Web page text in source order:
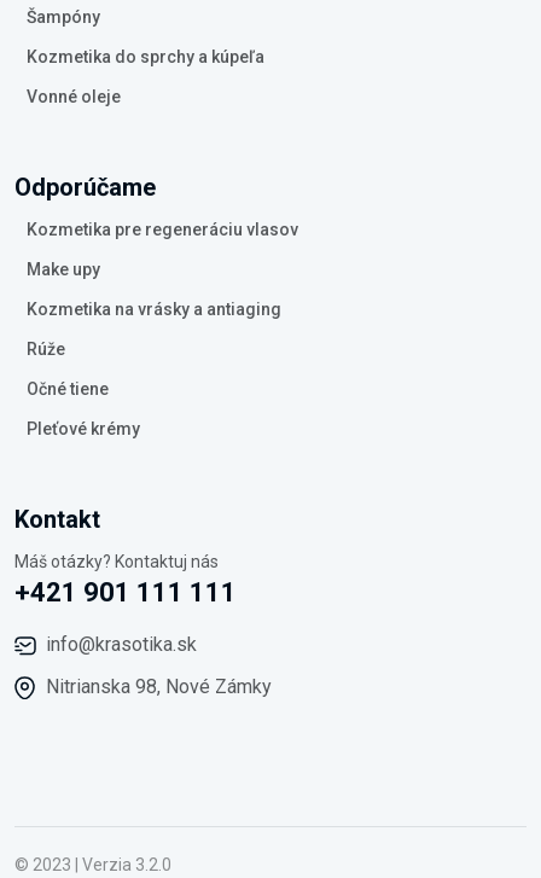
Šampóny
Kozmetika do sprchy a kúpeľa
Vonné oleje
Odporúčame
Kozmetika pre regeneráciu vlasov
Make upy
Kozmetika na vrásky a antiaging
Rúže
Očné tiene
Pleťové krémy
Kontakt
Máš otázky? Kontaktuj nás
+421 901 111 111
info@krasotika.sk
Nitrianska 98, Nové Zámky
© 2023 | Verzia 3.2.0